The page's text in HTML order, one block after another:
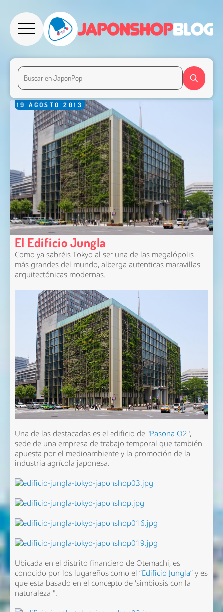
19 AGOSTO 2013
El Edificio Jungla
Como ya sabréis Tokyo al ser una de las megalópolis
más grandes del mundo, alberga autenticas maravillas
arquitectónicas modernas.
Una de las destacadas es el edificio de "Pasona O2",
sede de una empresa de trabajo temporal que también
apuesta por el medioambiente y la promoción de la
industria agrícola japonesa.
Ubicada en el distrito financiero de Otemachi, es
conocido por los lugareños como el “Edificio Jungla”y es
que esta basado en el concepto de 'simbiosis con la
naturaleza ".